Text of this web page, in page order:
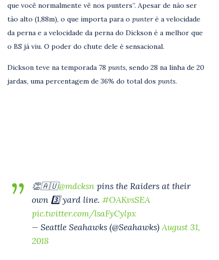
que você normalmente vê nos punters”. Apesar de não ser
tão alto (1,88m), o que importa para o punteré a velocidade
da perna e a velocidade da perna do Dickson é a melhor que
o BS já viu. O poder do chute dele é sensacional.
Dickson teve na temporada 78 punts, sendo 28 na linha de 20
jardas, uma percentagem de 36% do total dos punts.
👏🇦🇺@mdcksn pins the Raiders at their
own 3️⃣ yard line. #OAKvsSEA
pic.twitter.com/lsaFyCylpx
— Seattle Seahawks (@Seahawks)August 31,
2018